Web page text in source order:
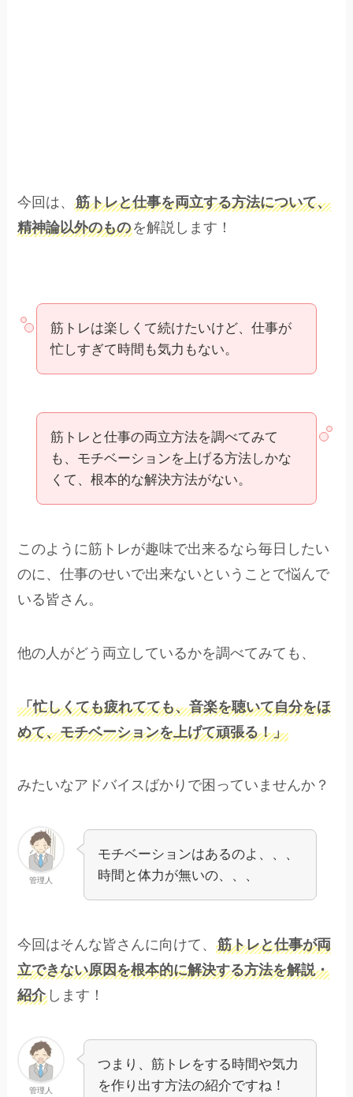
今回は、筋トレと仕事を両立する方法について、
精神論以外のものを解説します！
筋トレは楽しくて続けたいけど、仕事が
忙しすぎて時間も気力もない。
筋トレと仕事の両立方法を調べてみて
も、モチベーションを上げる方法しかな
くて、根本的な解決方法がない。
このように筋トレが趣味で出来るなら毎日したい
のに、仕事のせいで出来ないということで悩んで
いる皆さん。
他の人がどう両立しているかを調べてみても、
「忙しくても疲れてても、音楽を聴いて自分をほ
めて、モチベーションを上げて頑張る！」
みたいなアドバイスばかりで困っていませんか？
管理人
モチベーションはあるのよ、、、
時間と体力が無いの、、、
今回はそんな皆さんに向けて、筋トレと仕事が両
立できない原因を根本的に解決する方法を解説・
紹介 します！
管理人
つまり、筋トレをする時間や気力
を作り出す方法の紹介ですね！